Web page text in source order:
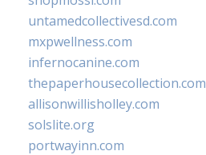
untamedcollectivesd.com
mxpwellness.com
infernocanine.com
thepaperhousecollection.com
allisonwillisholley.com
solslite.org
portwayinn.com